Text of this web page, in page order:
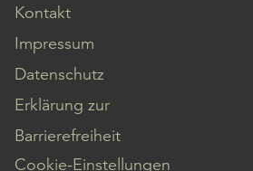
Kontakt
Impressum
Datenschutz
Erklärung zur
Barrierefreiheit
Cookie-Einstellungen